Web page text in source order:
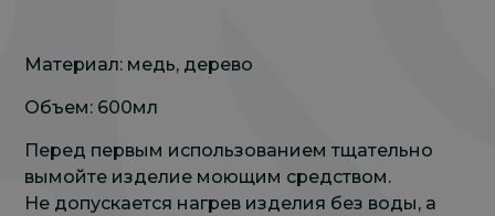
Материал: медь, дерево
Объем: 600мл
Перед первым использованием тщательно
вымойте изделие моющим средством.
Не допускается нагрев изделия без воды, а